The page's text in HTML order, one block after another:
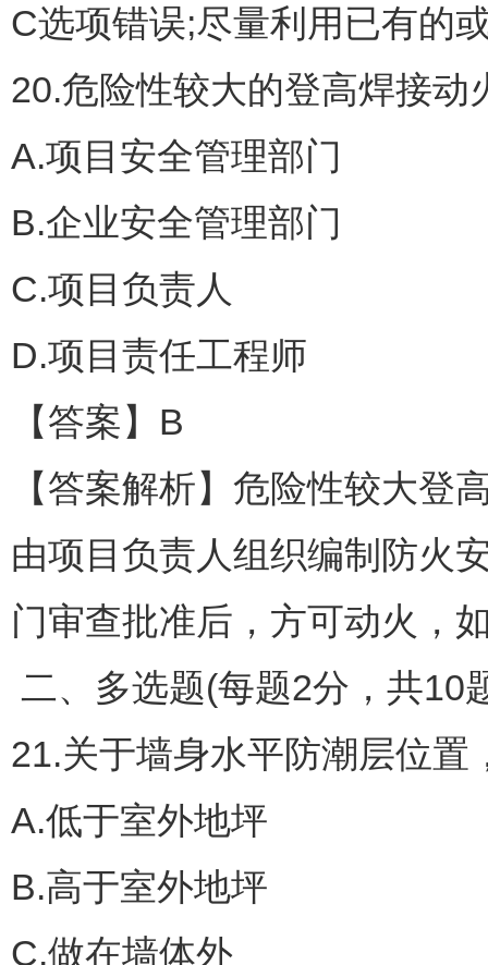
C选项错误;尽量利用已有的
20.危险性较大的登高焊接
A.项目安全管理部门
B.企业安全管理部门
C.项目负责人
D.项目责任工程师
【答案】B
【答案解析】危险性较大
由项目负责人组织编制防火
门审查批准后，方可动火，
二、多选题(每题2分，共10
21.关于墙身水平防潮层位置
A.低于室外地坪
B.高于室外地坪
C.做在墙体外